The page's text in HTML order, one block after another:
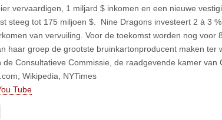
vervaardigen, 1 miljard $ inkomen en een nieuwe
steeg tot 175 miljoen $. Nine Dragons investeert 2 à 3
van vervuiling. Voor de toekomst worden nog voor
haar groep de grootste bruinkartonproducent maken ter
Consultatieve Commissie, de raadgevende kamer van
Wikipedia, NYTimes
Tube